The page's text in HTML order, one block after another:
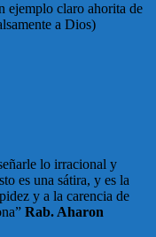
ejemplo claro ahorita de
a Dios)
lo irracional y
es una sátira, y es la
y a la carencia de
Rab. Aharon